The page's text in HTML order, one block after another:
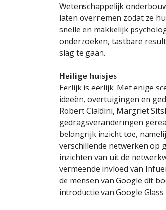
Wetenschappelijk
laten overnemen zodat ze
snelle en makkelijk
onderzoeken, tastbare
slag te gaan.
Heilige huisjes
Eerlijk is eerlijk. Met enige
ideeën, overtuigingen en
Robert Cialdini, Margriet
gedragsveranderingen
belangrijk inzicht toe,
verschillende netwerken op
inzichten van uit de
vermeende invloed van
de mensen van Google dit
introductie van Google